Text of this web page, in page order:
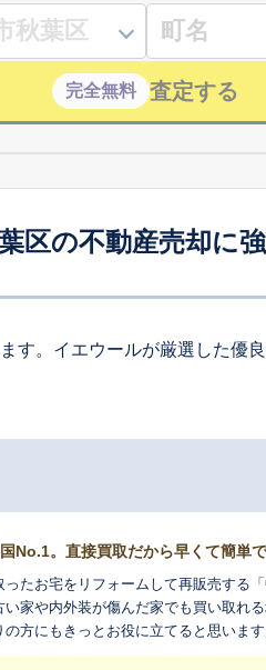
完全無料 査定する
区の不動産売却に
す。イエウールが厳選した優
No.1。直接買取だから早くて簡単で
たお宅をリフォームして再販売する
い家や内外装が傷んだ家でも買い取れ
の方にもきっとお役に立てると思いま
住みつなぐお手伝いをさせてください。